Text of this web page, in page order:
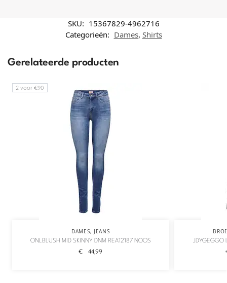
SKU: 15367829-4962716
Categorieën: Dames, Shirts
Gerelateerde producten
2 voor €90
DAMES, JEANS
ONLBLUSH MID SKINNY DNM REA12187 NOOS
€ 44,99
JDYGEGGO